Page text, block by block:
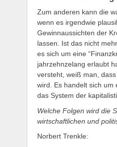
Zum anderen kann die
wenn es irgendwie
Gewinnaussichten der
lassen. Ist das nicht
es sich um eine
jahrzehnzelang erlaubt
versteht, weiß man,
wird. Es handelt sich um
das System der
Welche Folgen wird die
wirtschaftlichen und
Norbert Trenkle: